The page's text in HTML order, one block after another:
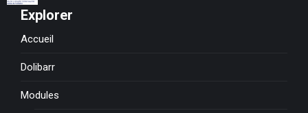
Explorer
Accueil
Dolibarr
Modules